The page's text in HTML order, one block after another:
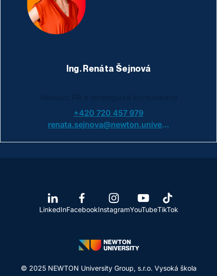
LinkedInFacebookInstagramYouTubeTikTok
© 2025 NEWTON University Group, s.r.o. Vysoká škola
Ing. Renáta Šejnová
+420 720 457 979
renata.sejnova@newton.university